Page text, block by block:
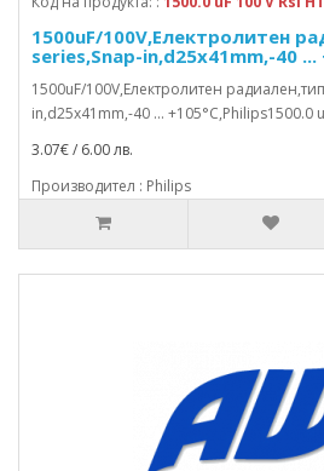
1500uF/100V,Електролитен
series,Snap-in,d25x41mm,-40 ...
1500uF/100V,Електролитен
in,d25x41mm,-40 ... +105°C,Philips1500.0
3.07€ / 6.00 лв.
Производител : Philips